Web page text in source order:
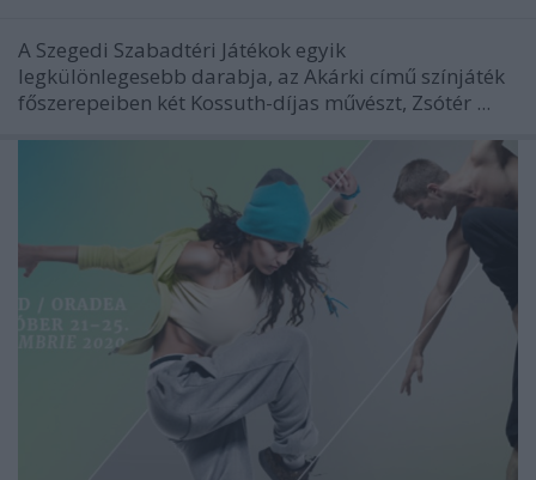
A Szegedi Szabadtéri Játékok egyik
legkülönlegesebb darabja, az Akárki című színjáték
főszerepeiben két Kossuth-díjas művészt, Zsótér ...